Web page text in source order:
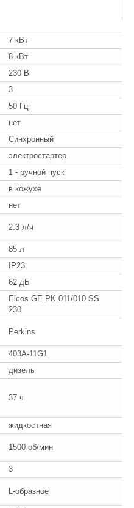
7 кВт
8 кВт
230 В
3
50 Гц
нет
Синхронный
электростартер
1 - ручной пуск
в кожухе
нет
2.3 л/ч
85 л
IP23
62 дБ
Elcos GE.PK.011/010.SS
230
Perkins
403A-11G1
дизель
37 ч
жидкостная
1500 об/мин
3
L-образное